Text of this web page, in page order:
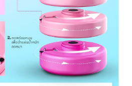
น ดัมเบลลูกตุ้มปรับน้ำหนัก
งใส่ลูกน้ำหนัก